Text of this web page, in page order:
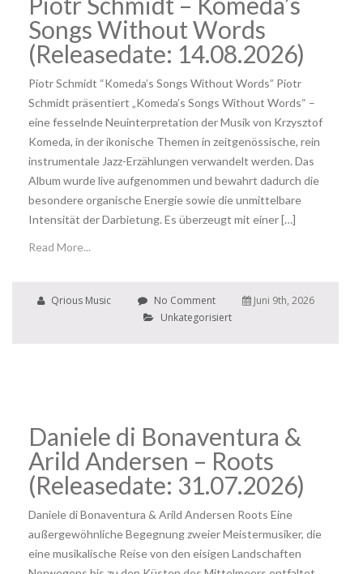
Songs Without Words
(Releasedate: 14.08.2026)
Piotr Schmidt “Komeda’s Songs Without Words” Piotr
Schmidt präsentiert „Komeda’s Songs Without Words“ –
eine fesselnde Neuinterpretation der Musik von Krzysztof
Komeda, in der ikonische Themen in zeitgenössische, rein
instrumentale Jazz-Erzählungen verwandelt werden. Das
Album wurde live aufgenommen und bewahrt dadurch die
besondere organische Energie sowie die unmittelbare
Intensität der Darbietung. Es überzeugt mit einer […]
Read More...
Qrious Music No Comment
Juni 9th, 2026
Unkategorisiert
Daniele di Bonaventura &
Arild Andersen – Roots
(Releasedate: 31.07.2026)
Daniele di Bonaventura & Arild Andersen Roots Eine
außergewöhnliche Begegnung zweier Meistermusiker, die
eine musikalische Reise von den eisigen Landschaften